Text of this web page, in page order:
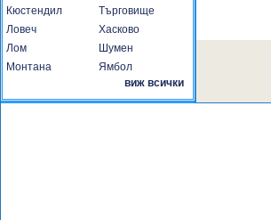
Кюстендил
Ловеч
Лом
Монтана
Търговище
Хасково
Шумен
Ямбол
виж всички